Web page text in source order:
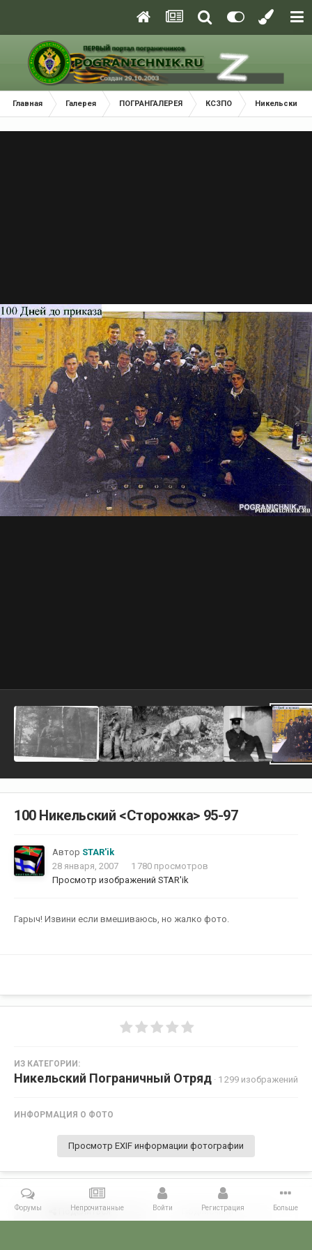
Главная Галерея ПОГРАНГАЛЕРЕЯ КСЗПО Никельский
100 Никельский <Сторожка> 95-97
Автор STAR'ik
28 января, 2007
1 780 просмотров
Просмотр изображений STAR'ik
Гарыч! Извини если вмешиваюсь, но жалко фото.
ИЗ КАТЕГОРИИ:
Никельский Пограничный Отряд · 1 299 изображений
ИНФОРМАЦИЯ О ФОТО
Просмотр EXIF информации фотографии
Поделиться Подписчики 0
Форумы Непрочитанные Войти Регистрация Больше